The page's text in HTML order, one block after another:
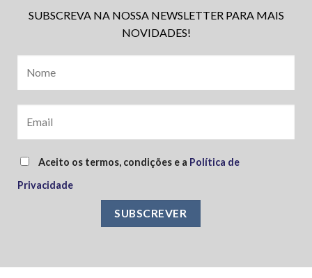
SUBSCREVA NA NOSSA NEWSLETTER PARA MAIS
NOVIDADES!
Aceito os termos, condições e a Política de
Privacidade